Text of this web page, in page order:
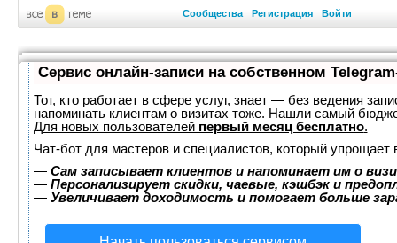
Сообщества Регистрация Войти
Сервис онлайн-записи на собственном
Тот, кто работает в сфере услуг, знает — без ведения
напоминать клиентам о визитах тоже. Нашли самый
Для новых пользователей первый месяц бесплатно.
Чат-бот для мастеров и специалистов, который упрощает
— Сам записывает клиентов и напоминает им о
— Персонализирует скидки, чаевые, кэшбэк и
— Увеличивает доходимость и помогает больше